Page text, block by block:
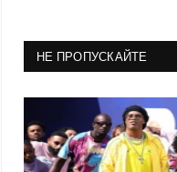
НЕ ПРОПУСКАЙТЕ